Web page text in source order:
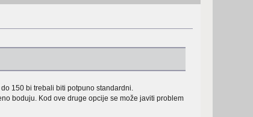
150 bi trebali biti potpuno standardni.
boduju. Kod ove druge opcije se može javiti problem